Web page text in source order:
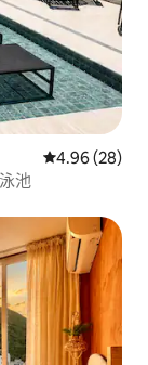
從 28 則評價
4.96 (28)
池